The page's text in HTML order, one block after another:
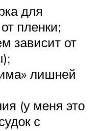
для
пленки;
зависит от
лишней
(у меня это
с